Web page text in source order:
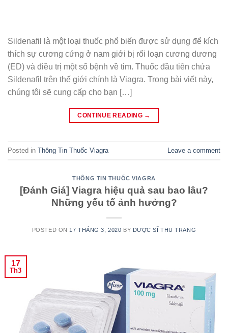
Sildenafil là một loại thuốc phổ biến được sử dụng để kích
thích sự cương cứng ở nam giới bị rối loạn cương dương
(ED) và điều trị một số bệnh về tim. Thuốc đầu tiên chứa
Sildenafil trên thế giới chính là Viagra. Trong bài viết này,
chúng tôi sẽ cung cấp cho bạn […]
CONTINUE READING →
Posted in Thông Tin Thuốc Viagra Leave a comment
THÔNG TIN THUỐC VIAGRA
[Đánh Giá] Viagra hiệu quả sau bao lâu?
Những yếu tố ảnh hưởng?
POSTED ON 17 THÁNG 3, 2020 BY DƯỢC SĨ THU TRANG
17
Th3